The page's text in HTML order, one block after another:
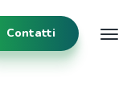
Contatti